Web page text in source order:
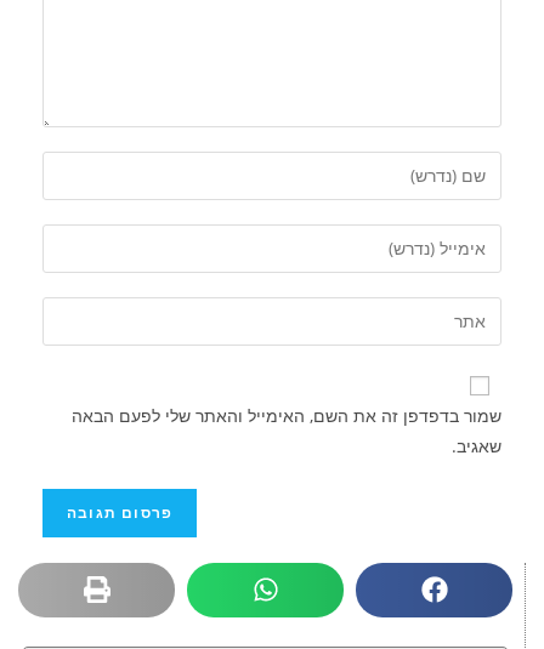
שמור בדפדפן זה את השם, האימייל והאתר שלי לפעם הבאה
שאגיב.